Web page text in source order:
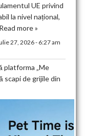
UE privind
la nivel național,
Read more »
27, 2026 - 6:27 am
platforma „Me
scapi de grijile din